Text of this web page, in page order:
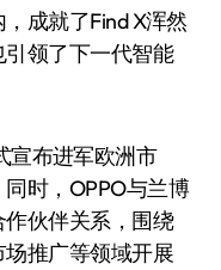
成就了Find X浑然
领了下一代智能
宣布进军欧洲市
时，OPPO与兰博
伙伴关系，围绕
推广等领域开展